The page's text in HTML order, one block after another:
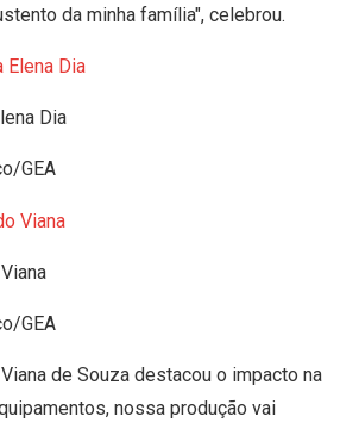
da minha família", celebrou.
Dia
GEA
GEA
de Souza destacou o impacto na
nossa produção vai